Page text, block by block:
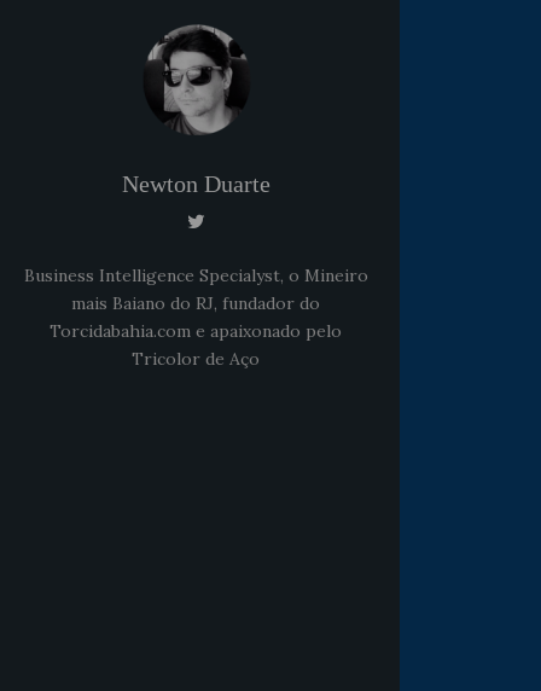
Newton Duarte
Business Intelligence Specialyst, o Mineiro
mais Baiano do RJ, fundador do
Torcidabahia.com e apaixonado pelo
Tricolor de Aço